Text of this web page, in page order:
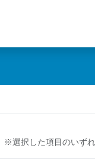
※選択した項目のいず